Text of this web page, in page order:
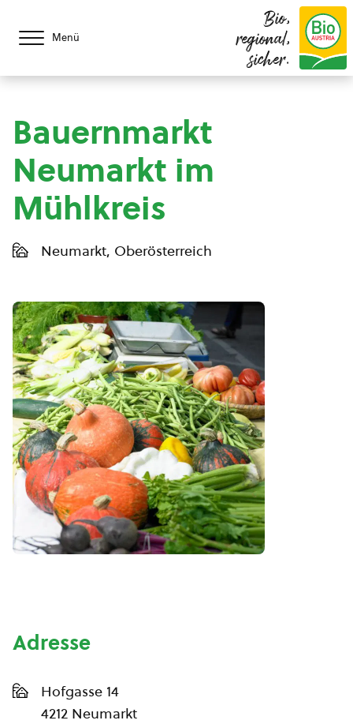
Menü
Bio,
regional,
sicher.
Bauernmarkt
Neumarkt im
Mühlkreis
Neumarkt, Oberösterreich
Adresse
Hofgasse 14
4212 Neumarkt